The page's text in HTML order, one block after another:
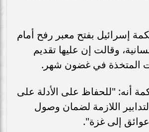
إسرائيل بفتح معبر رفح أمام
وقالت إن عليها تقديم
المتخذة في غضون شهر.
أنه: "للحفاظ على الأدلة على
اللازمة لضمان وصول
إلى غزة".